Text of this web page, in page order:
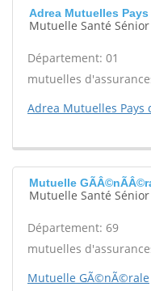
Adrea Mutuelles Pays
Mutuelle Santé Sénior
Département: 01
mutuelles
Adrea Mutuelles Pays
Mutuelle
Mutuelle Santé Sénior
Département: 69
mutuelles
Mutuelle GÃ©nÃ©rale